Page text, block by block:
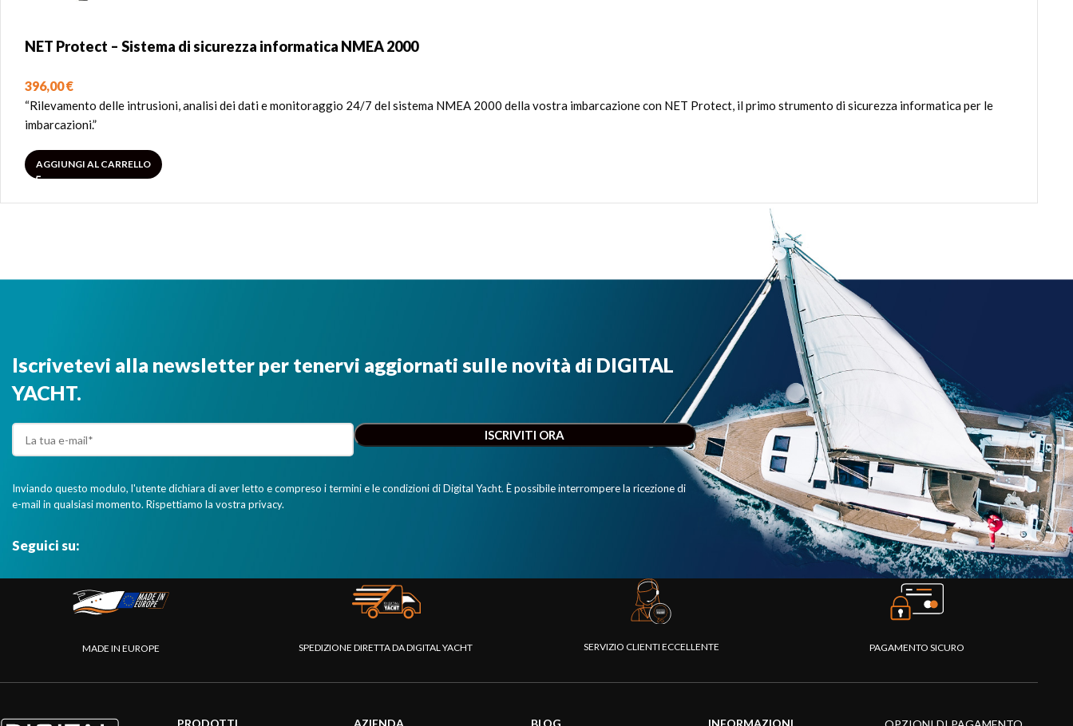
NET Protect – Sistema di sicurezza informatica NMEA 2000
396,00€
“Rilevamento delle intrusioni, analisi dei dati e monitoraggio 24/7 del sistema NMEA 2000 della vostra imbarcazione con NET Protect, il primo strumento di sicurezza informatica per le
imbarcazioni.”
AGGIUNGI AL CARRELLO
Iscrivetevi alla newsletter per tenervi aggiornati sulle novità di DIGITAL
YACHT.
Inviando questo modulo, l'utente dichiara di aver letto e compreso i termini e le condizioni di Digital Yacht. È possibile interrompere la ricezione di
e-mail in qualsiasi momento. Rispettiamo la vostra privacy.
Seguici su:
MADE IN EUROPE SPEDIZIONE DIRETTA DA DIGITAL YACHT SERVIZIO CLIENTI ECCELLENTE PAGAMENTO SICURO
PRODOTTI AZIENDA BLOG INFORMAZIONI